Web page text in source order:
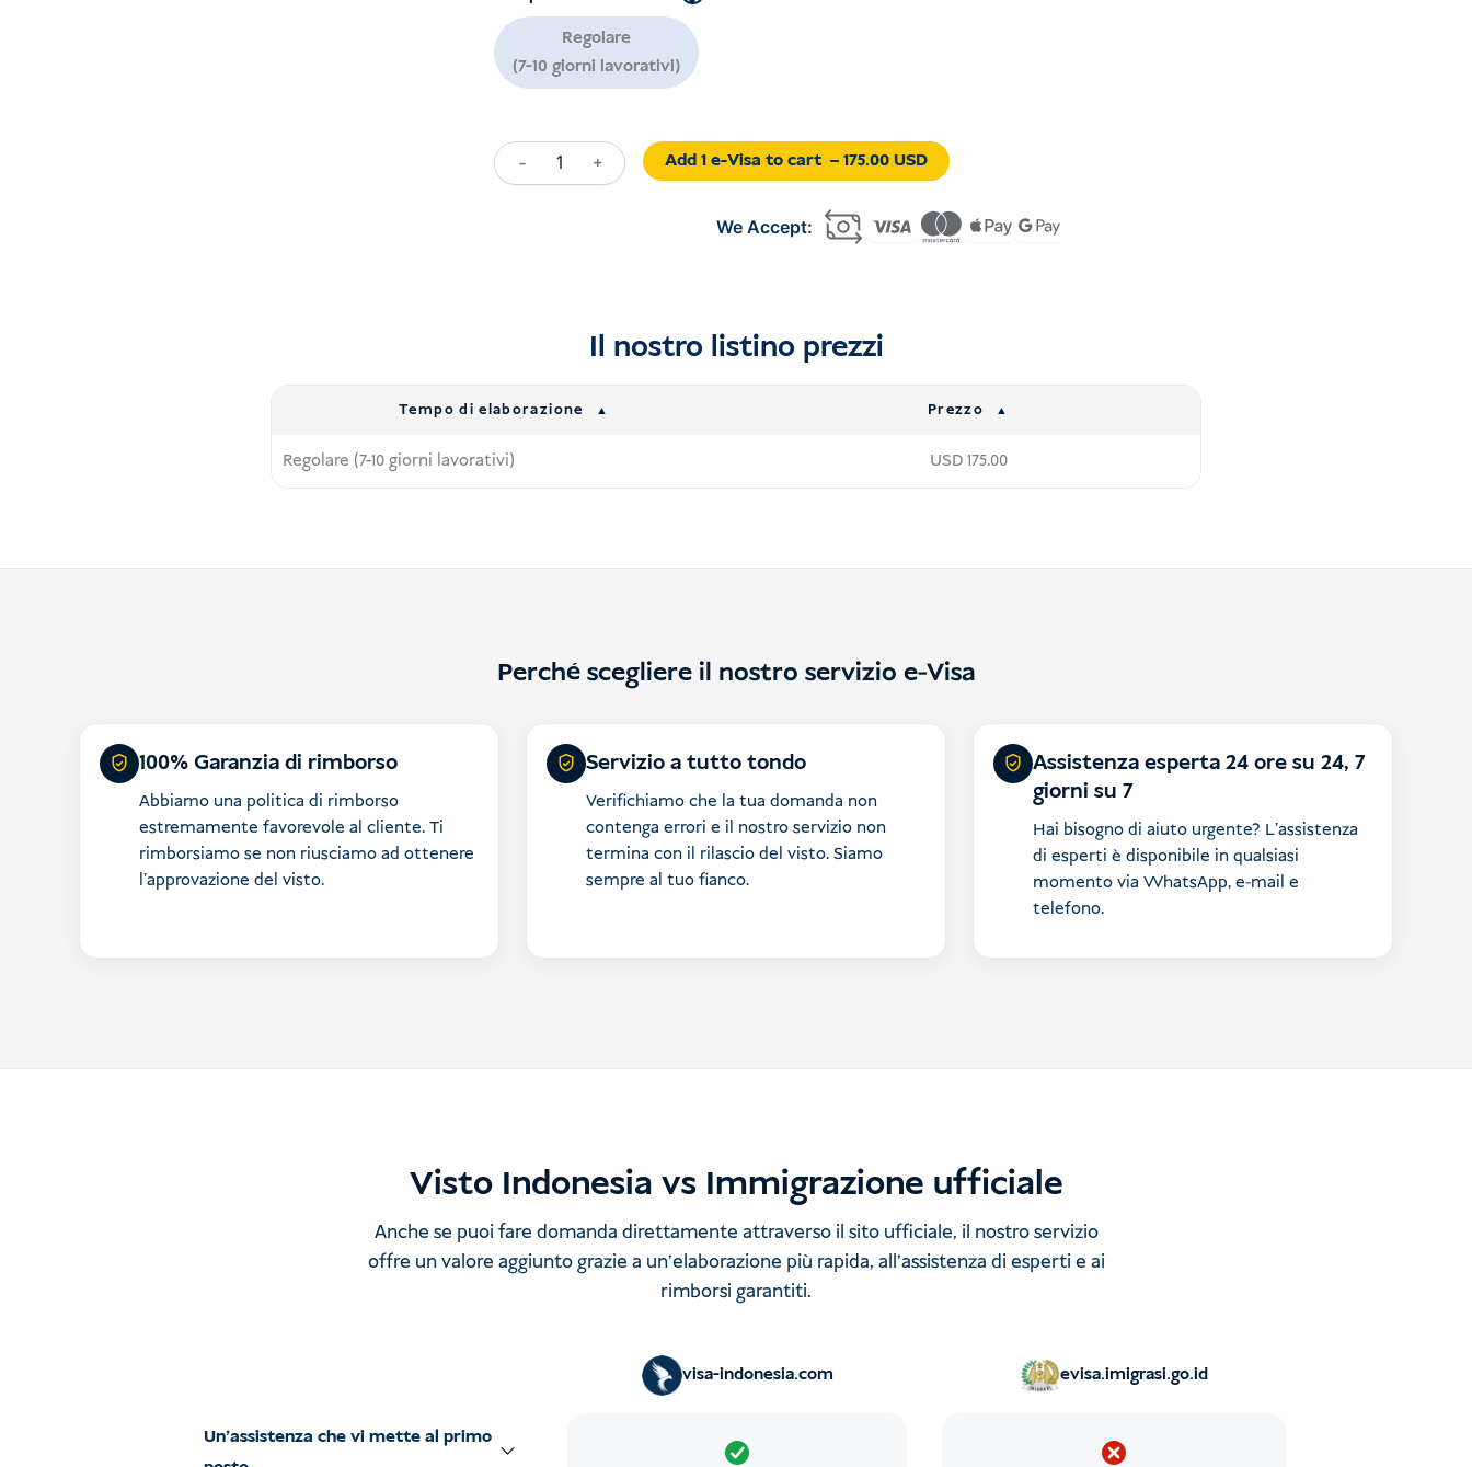
USD 179.00.
Regolare
(7-10 giorni lavorativi)
-
Bridging
+ Add 1 e-Visa to cart – 175.00 USD
Il nostro listino prezzi
Tempo di elaborazione Prezzo
Regolare (7-10 giorni lavorativi) USD175.00
Perché scegliere il nostro servizio e-Visa
100% Garanzia di rimborso
Abbiamo una politica di rimborso
estremamente favorevole al cliente. Ti
rimborsiamo se non riusciamo ad ottenere
l'approvazione del visto.
Servizio a tutto tondo
Verifichiamo che la tua domanda non
contenga errori e il nostro servizio non
termina con il rilascio del visto. Siamo
sempre al tuo fianco.
Assistenza esperta 24 ore su 24, 7
giorni su 7
Hai bisogno di aiuto urgente? L'assistenza
di esperti è disponibile in qualsiasi
momento via WhatsApp, e-mail e
telefono.
Visto Indonesia vs Immigrazione ufficiale
Anche se puoi fare domanda direttamente attraverso il sito ufficiale, il nostro servizio
offre un valore aggiunto grazie a un'elaborazione più rapida, all'assistenza di esperti e ai
rimborsi garantiti.
visa-indonesia.com evisa.imigrasi.go.id
Un'assistenza che vi mette al primo